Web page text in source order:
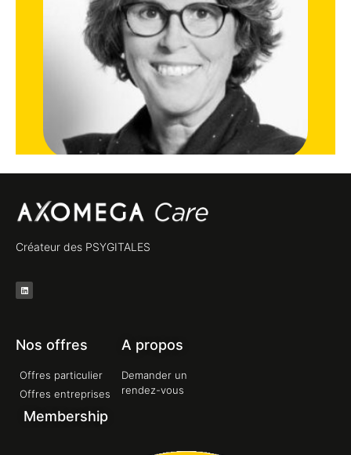
Françoise
likedin
Lorem ipsum dolor sit amet consectetur adipiscing
Créateur des PSYGITALES
Nos offres
Offres particulier
Offres entreprises
A propos
Demander un
rendez-vous
Membership